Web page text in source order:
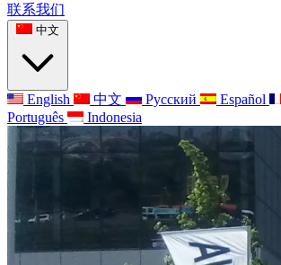
联系我们
中文
English 中文 Русский Español
Português
Indonesia